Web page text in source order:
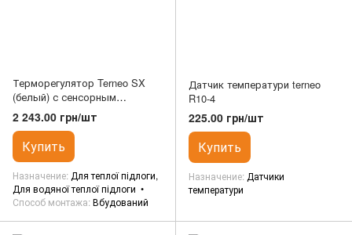
Терморегулятор Terneo SX
(белый) с сенсорным
управлением та WI-FI
2 243.00 грн/шт
Купить
Назначение Для теплої підлоги,
Для водяної теплої підлоги
Способ монтажа Вбудований
Датчик температури terneo
R10-4
225.00 грн/шт
Купить
Назначение Датчики
температури